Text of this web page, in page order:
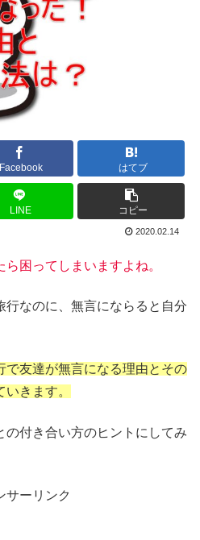
Facebook はてブ
LINE コピー
2020.02.14
ら困ってしまいますよね。
行なのに、無言にならると自分
で友達が無言になる理由とその
きます。
の付き合い方のヒントにしてみ
サーリンク